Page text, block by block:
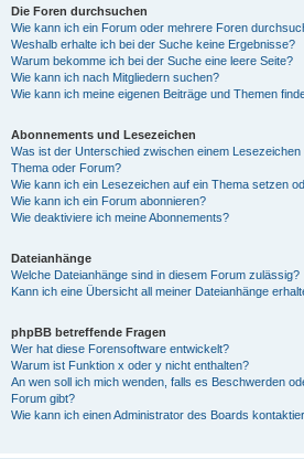
Die Foren durchsuchen
Wie kann ich ein Forum oder mehrere Foren
Weshalb erhalte ich bei der Suche keine Ergebnisse?
Warum bekomme ich bei der Suche eine leere Seite?
Wie kann ich nach Mitgliedern suchen?
Wie kann ich meine eigenen Beiträge und Themen
Abonnements und Lesezeichen
Was ist der Unterschied zwischen einem Lesezeichen
Thema oder Forum?
Wie kann ich ein Lesezeichen auf ein Thema setzen
Wie kann ich ein Forum abonnieren?
Wie deaktiviere ich meine Abonnements?
Dateianhänge
Welche Dateianhänge sind in diesem Forum zulässig?
Kann ich eine Übersicht all meiner Dateianhänge
phpBB betreffende Fragen
Wer hat diese Forensoftware entwickelt?
Warum ist Funktion x oder y nicht enthalten?
An wen soll ich mich wenden, falls es Beschwerden
Forum gibt?
Wie kann ich einen Administrator des Boards